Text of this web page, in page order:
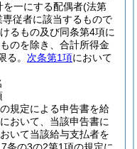
を一にする配偶者(法第
従者に該当するもので
るもの及び同条第4項に
のを除き、合計所得金
る。 次条第1項において
規定による申告書を給
おいて、当該申告書に
いて当該給与支払者を